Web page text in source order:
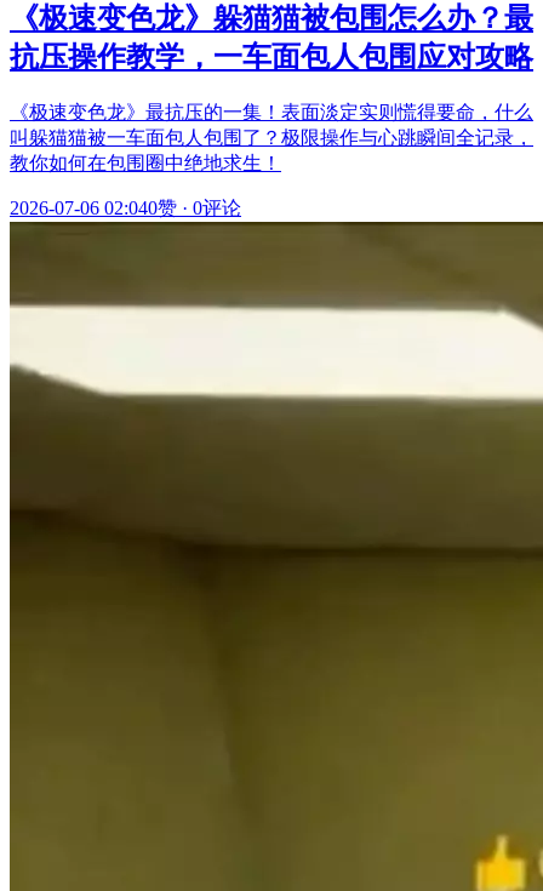
《极速变色龙》躲猫猫被包围怎么办？最
抗压操作教学，一车面包人包围应对攻略
《极速变色龙》最抗压的一集！表面淡定实则慌得要命，什么
叫躲猫猫被一车面包人包围了？极限操作与心跳瞬间全记录，
教你如何在包围圈中绝地求生！
2026-07-06 02:040赞 · 0评论